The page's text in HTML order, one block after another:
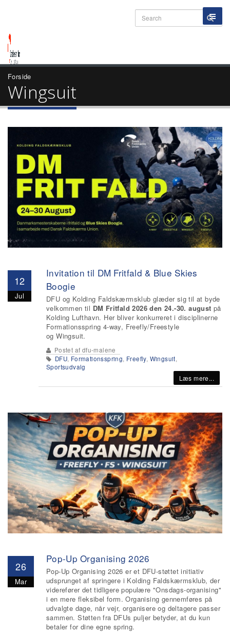
Forside
Wingsuit
12
Jul
Invitation til DM Fritfald & Blue Skies
Boogie
DFU og Kolding Faldskærmsklub glæder sig til at byde
velkommen til DM Fritfald 2026 den 24.-30. augustpå
Kolding Lufthavn. Her bliver konkurreret i disciplinerne
Formationsspring 4-way, Freefly/Freestyle
og Wingsuit.
Postet af dfu-malene
DFU, Formationsspring, Freefly, Wingsuit,
Sportsudvalg
Læs mere...
26
Mar
Pop-Up Organising 2026
Pop-Up Organising 2026 er et DFU-støttet initiativ
udsprunget af springere i Kolding Faldskærmsklub, der
viderefører det tidligere populære "Onsdags-organising"
i en mere fleksibel form. Organising gennemføres på
udvalgte dage, når vejr, organisere og deltagere passer
sammen. Støtten fra DFUs puljer betyder, at du kun
betaler for dine egne spring.